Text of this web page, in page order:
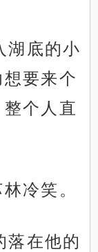
湖底的小
要来个
个人直
冷笑。
落在他的